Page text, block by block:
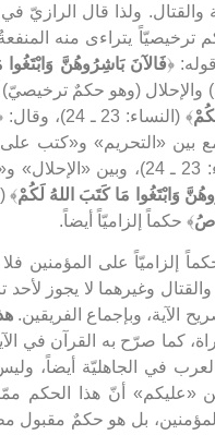
والقتال. ولذا قال
ترخيصيّاً يتراءى منه
﴿فَالآنَ بَاشِرُوهُنَّ
والإحلال (وهو حكمٌ
﴾ (النساء: 23 ـ 24)، وقال: ﴿
﴿
وَابْتَغُوا مَا كَتَبَ اللهُ لَكُمْ
﴾ حكماً إلزاميّاً أيضاً.
إلزاميّاً على المؤمنين
وغيرهما لا يجوز لأحد
الآية، وبإجماع الفريقين.
في الجاهليّة أيضاً،
«عليكم» أنّ هذا الحكم
بل هو حكمٌ مقبول